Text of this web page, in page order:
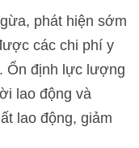
phát hiện sớm
các chi phí y
Ổn định lực lượng
lao động và
lao động, giảm